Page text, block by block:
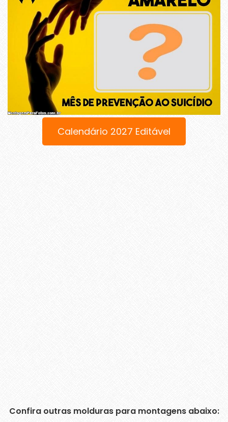
Calendário 2027 Editável
Confira outras molduras para montagens abaixo: